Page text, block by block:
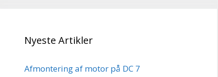
Nyeste Artikler
Afmontering af motor på DC 7